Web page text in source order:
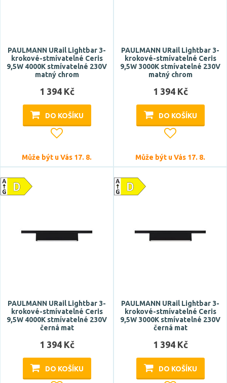
PAULMANN URail Lightbar 3-
krokové-stmívatelné Ceris
9,5W 4000K stmívatelné 230V
matný chrom
1 394 Kč
DO KOŠÍKU
Může být u Vás 17. 8.
PAULMANN URail Lightbar 3-
krokové-stmívatelné Ceris
9,5W 3000K stmívatelné 230V
matný chrom
1 394 Kč
DO KOŠÍKU
Může být u Vás 17. 8.
PAULMANN URail Lightbar 3-
krokové-stmívatelné Ceris
9,5W 4000K stmívatelné 230V
černá mat
1 394 Kč
DO KOŠÍKU
PAULMANN URail Lightbar 3-
krokové-stmívatelné Ceris
9,5W 3000K stmívatelné 230V
černá mat
1 394 Kč
DO KOŠÍKU